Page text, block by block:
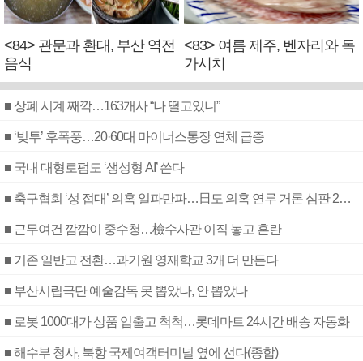
<84> 관문과 환대, 부산 역전
음식
<83> 여름 제주, 벤자리와 독
가시치
■ 상폐 시계 째깍…163개사 “나 떨고있니”
■ ‘빚투’ 후폭풍…20·60대 마이너스통장 연체 급증
■ 국내 대형로펌도 ‘생성형 AI’ 쓴다
■ 축구협회 ‘성 접대’ 의혹 일파만파…日도 의혹 연루 거론 심판 2명 조사
■ 근무여건 깜깜이 중수청…檢수사관 이직 놓고 혼란
■ 기존 일반고 전환…과기원 영재학교 3개 더 만든다
■ 부산시립극단 예술감독 못 뽑았나, 안 뽑았나
■ 로봇 1000대가 상품 입출고 척척…롯데마트 24시간 배송 자동화
■ 해수부 청사, 북항 국제여객터미널 옆에 선다(종합)